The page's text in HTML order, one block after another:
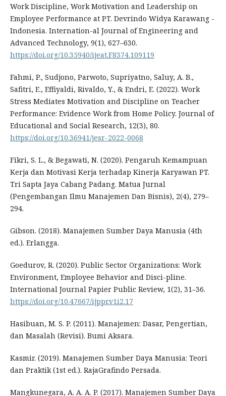
Work Discipline, Work Motivation and Leadership on
Employee Performance at PT. Devrindo Widya Karawang -
Indonesia. Internation-al Journal of Engineering and
Advanced Technology, 9(1), 627–630.
https://doi.org/10.35940/ijeat.F8374.109119
Fahmi, P., Sudjono, Parwoto, Supriyatno, Saluy, A. B.,
Safitri, E., Effiyaldi, Rivaldo, Y., & Endri, E. (2022). Work
Stress Mediates Motivation and Discipline on Teacher
Performance: Evidence Work from Home Policy. Journal of
Educational and Social Research, 12(3), 80.
https://doi.org/10.36941/jesr-2022-0068
Fikri, S. L., & Begawati, N. (2020). Pengaruh Kemampuan
Kerja dan Motivasi Kerja terhadap Kinerja Karyawan PT.
Tri Sapta Jaya Cabang Padang. Matua Jurnal
(Pengembangan Ilmu Manajemen Dan Bisnis), 2(4), 279–
294.
Gibson. (2018). Manajemen Sumber Daya Manusia (4th
ed.). Erlangga.
Goedurov, R. (2020). Public Sector Organizations: Work
Environment, Employee Behavior and Disci-pline.
International Journal Papier Public Review, 1(2), 31–36.
https://doi.org/10.47667/ijppr.v1i2.17
Hasibuan, M. S. P. (2011). Manajemen: Dasar, Pengertian,
dan Masalah (Revisi). Bumi Aksara.
Kasmir. (2019). Manajemen Sumber Daya Manusia: Teori
dan Praktik (1st ed.). RajaGrafindo Persada.
Mangkunegara, A. A. A. P. (2017). Manajemen Sumber Daya